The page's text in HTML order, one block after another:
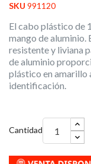
SKU 991120
El cabo plástico de
mango de aluminio.
resistente y liviana
de aluminio
plástico en amarillo
identificación.
Cantidad